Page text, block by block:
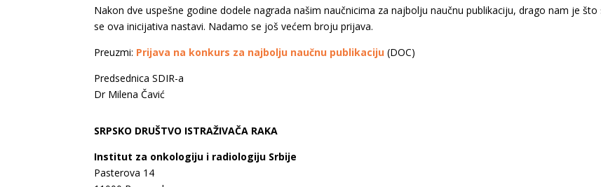
Nakon dve uspešne godine dodele nagrada našim naučnicima za najbolju naučnu publikaciju, drago nam je
se ova inicijativa nastavi. Nadamo se još većem broju prijava.
Preuzmi: Prijava na konkurs za najbolju naučnu publikaciju (DOC)
Predsednica SDIR-a
Dr Milena Čavić
SRPSKO DRUŠTVO ISTRAŽIVAČA RAKA
Institut za onkologiju i radiologiju Srbije
Pasterova 14